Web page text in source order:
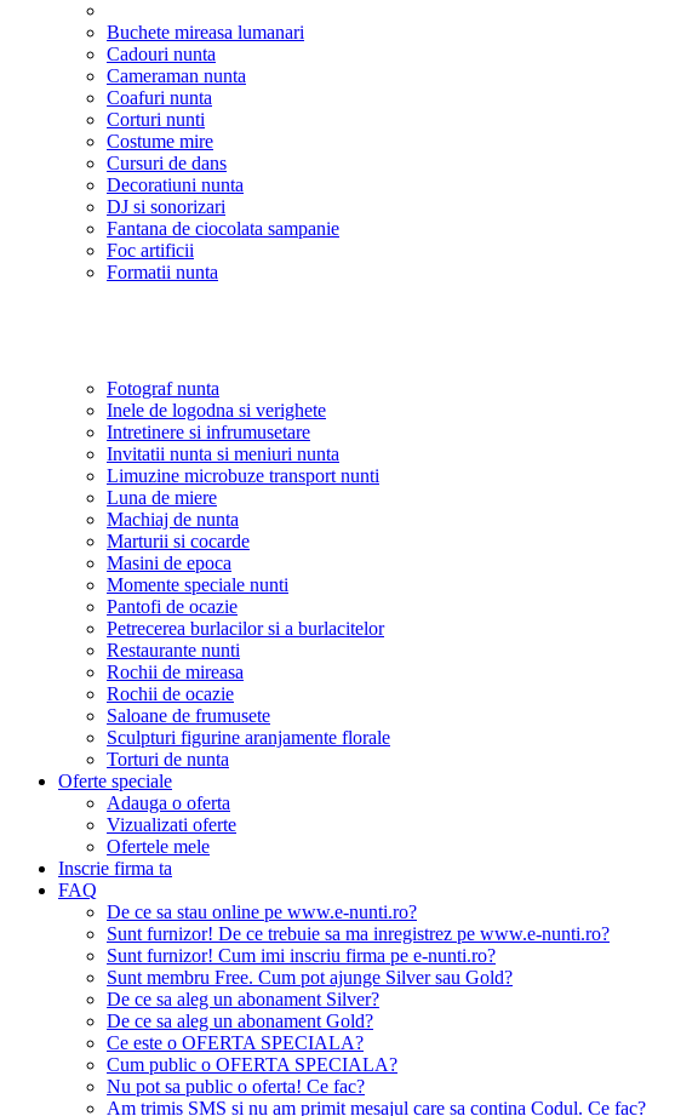
Buchete mireasa lumanari
Cadouri nunta
Cameraman nunta
Coafuri nunta
Corturi nunti
Costume mire
Cursuri de dans
Decoratiuni nunta
DJ si sonorizari
Fantana de ciocolata sampanie
Foc artificii
Formatii nunta
Fotograf nunta
Inele de logodna si verighete
Intretinere si infrumusetare
Invitatii nunta si meniuri nunta
Limuzine microbuze transport nunti
Luna de miere
Machiaj de nunta
Marturii si cocarde
Masini de epoca
Momente speciale nunti
Pantofi de ocazie
Petrecerea burlacilor si a burlacitelor
Restaurante nunti
Rochii de mireasa
Rochii de ocazie
Saloane de frumusete
Sculpturi figurine aranjamente florale
Torturi de nunta
Oferte speciale
Adauga o oferta
Vizualizati oferte
Ofertele mele
Inscrie firma ta
FAQ
De ce sa stau online pe www.e-nunti.ro?
Sunt furnizor! De ce trebuie sa ma inregistrez pe www.e-nunti.ro?
Sunt furnizor! Cum imi inscriu firma pe e-nunti.ro?
Sunt membru Free. Cum pot ajunge Silver sau Gold?
De ce sa aleg un abonament Silver?
De ce sa aleg un abonament Gold?
Ce este o OFERTA SPECIALA?
Cum public o OFERTA SPECIALA?
Nu pot sa public o oferta! Ce fac?
Am trimis SMS si nu am primit mesajul care sa contina Codul. Ce fac?